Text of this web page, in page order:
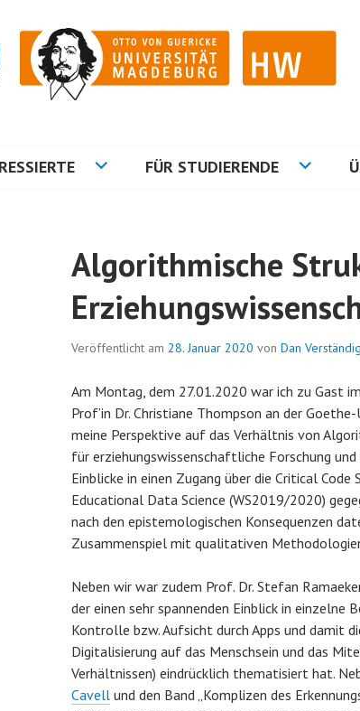
FÜR STUDIERENDE
Algorithmische
Veröffentlicht am 28. Januar 2020 von Dan Verständig
Am Montag, dem 27.01.2020 war ich zu Gast
Prof’in Dr. Christiane Thompson an der
meine Perspektive auf das Verhältnis von
für erziehungswissenschaftliche Forschung und
Einblicke in einen Zugang über die Critical Code
Educational Data Science (WS2019/2020)
nach den epistemologischen Konsequenzen
Zusammenspiel mit qualitativen
Neben wir war zudem Prof. Dr. Stefan
der einen sehr spannenden Einblick in einzelne
Kontrolle bzw. Aufsicht durch Apps und damit
Digitalisierung auf das Menschsein und das
Verhältnissen) eindrücklich thematisiert hat.
Cavell und den Band „Komplizen des